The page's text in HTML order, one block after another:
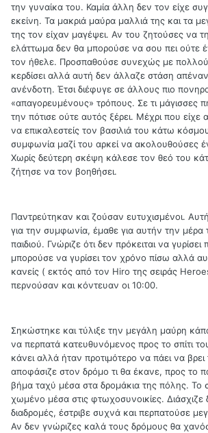
την γυναίκα του. Καμία άλλη δεν τον είχε
εκείνη. Τα μακριά μαύρα μαλλιά της και τα
της τον είχαν μαγέψει. Αν του ζητούσες να
ελάττωμα δεν θα μπορούσε να σου πει ούτε
τον ήθελε. Προσπαθούσε συνεχώς με
κερδίσει αλλά αυτή δεν άλλαζε στάση
ανένδοτη. Έτσι διέφυγε σε άλλους πιο
«απαγορευμένους» τρόπους. Σε τι μάγισσες
την πότισε ούτε αυτός ξέρει. Μέχρι που είχε
να επικαλεστείς τον βασιλιά του κάτω
συμφωνία μαζί του αρκεί να ακολουθούσες
Χωρίς δεύτερη σκέψη κάλεσε τον θεό του
ζήτησε να τον βοηθήσει.
Παντρεύτηκαν και ζούσαν ευτυχισμένοι.
για την συμφωνία, έμαθε για αυτήν την μέρα
παιδιού. Γνώριζε ότι δεν πρόκειται να
μπορούσε να γυρίσει τον χρόνο πίσω αλλά
κανείς ( εκτός από τον Hiro της σειράς
περνούσαν και κόντευαν οι 10:00.
Σηκώστηκε και τύλιξε την μεγάλη μαύρη
να περπατά κατευθυνόμενος προς το σπίτι
κάνει αλλά ήταν προτιμότερο να πάει να βρει
αποφάσιζε στον δρόμο τι θα έκανε, προς το
βήμα ταχύ μέσα στα δρομάκια της πόλης. Το
χωμένο μέσα στις φτωχοσυνοικίες. Διάσχιζε
διαδρομές, έστριβε συχνά και περπατούσε
Αν δεν γνώριζες καλά τους δρόμους θα